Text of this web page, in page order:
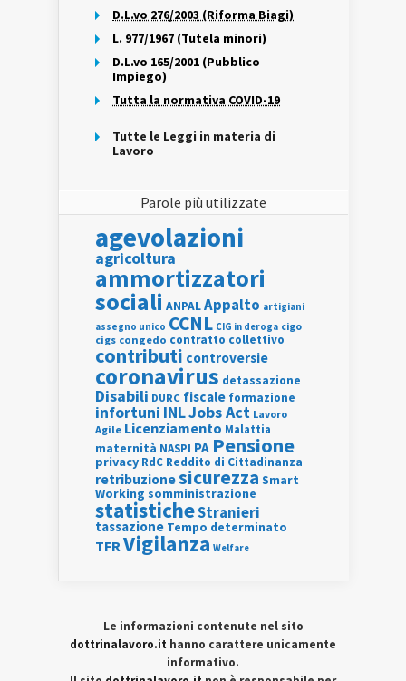
D.L.vo 276/2003 (Riforma Biagi)
L. 977/1967 (Tutela minori)
D.L.vo 165/2001 (Pubblico
Impiego)
Tutta la normativa COVID-19
Tutte le Leggi in materia di
Lavoro
Parole più utilizzate
agevolazioni
agricoltura
ammortizzatori
sociali ANPALAppalto artigiani
assegno unico CCNL CIG in deroga cigo
cigs congedo contratto collettivo
contributi controversie
coronavirus detassazione
Disabili DURC fiscale formazione
infortuni INLJobs Act Lavoro
Agile Licenziamento Malattia
maternità NASPI PA Pensione
privacy RdC Reddito di Cittadinanza
retribuzionesicurezza Smart
Working somministrazione
statisticheStranieri
tassazione Tempo determinato
TFRVigilanza Welfare
Le informazioni contenute nel sito
dottrinalavoro.it hanno carattere unicamente
informativo.